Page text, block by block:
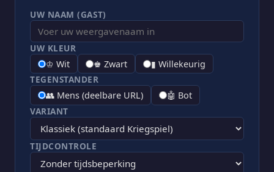
UW NAAM (GAST)
UW KLEUR
♔ Wit
♚ Zwart
▮ Willekeurig
TEGENSTANDER
👥 Mens (deelbare URL)
🤖 Bot
VARIANT
TIJDCONTROLE